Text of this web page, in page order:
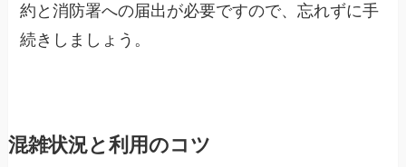
約と消防署への届出が必要ですので、忘れずに手
続きしましょう。
混雑状況と利用のコツ